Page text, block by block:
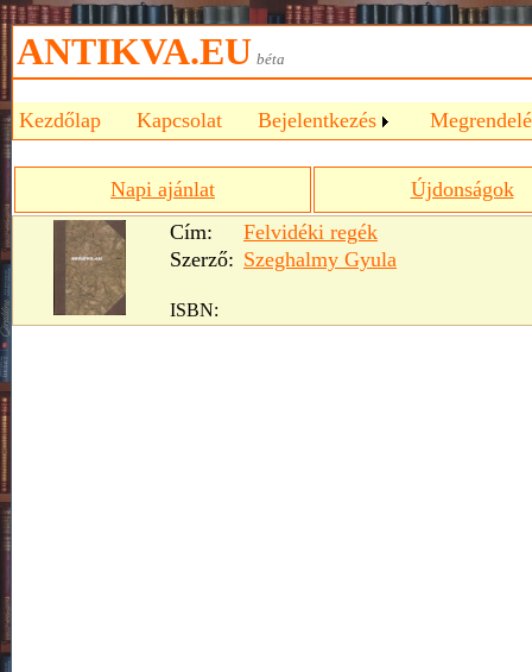
ANTIKVA.EU béta
Kezdőlap Kapcsolat Bejelentkezés
Napi ajánlat
Újdonságok
Cím:
Felvidéki regék
Szerző: Szeghalmy Gyula
ISBN: